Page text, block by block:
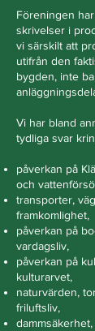
Föreningen
skrivelser i
vi särskilt att
utifrån den
bygden, inte
Vi har bland
tydliga svar
påverkan på
och
transporter,
framkomlighet,
påverkan på
vardagsliv,
påverkan på
kulturarvet,
naturvärden,
friluftsliv,